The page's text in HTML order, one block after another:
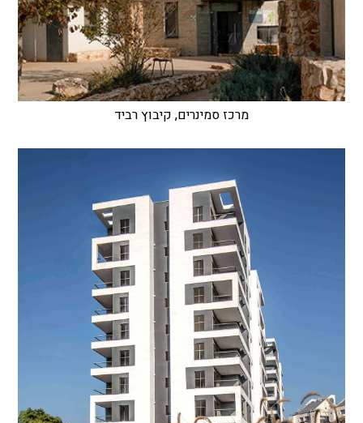
מרכז סמינרים, קיבוץ רביד